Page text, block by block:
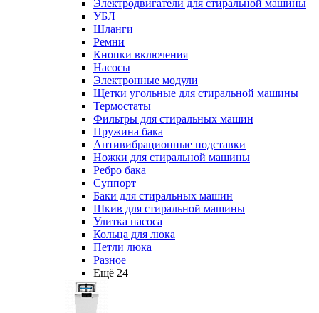
Электродвигатели для стиральной машины
УБЛ
Шланги
Ремни
Кнопки включения
Насосы
Электронные модули
Щетки угольные для стиральной машины
Термостаты
Фильтры для стиральных машин
Пружина бака
Антивибрационные подставки
Ножки для стиральной машины
Ребро бака
Суппорт
Баки для стиральных машин
Шкив для стиральной машины
Улитка насоса
Кольца для люка
Петли люка
Разное
Ещё 24